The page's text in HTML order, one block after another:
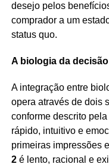
desejo pelos
comprador a um
status quo.
A biologia da
A integração entre
opera através de dois
conforme descrito
rápido, intuitivo e
primeiras impressões
2é lento, racional e